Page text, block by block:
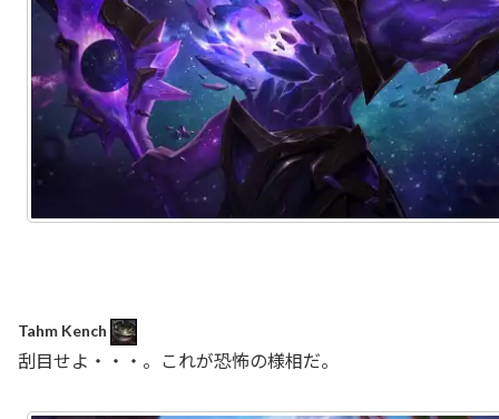
Tahm Kench
刮目せよ・・・。これが恐怖の様相だ。